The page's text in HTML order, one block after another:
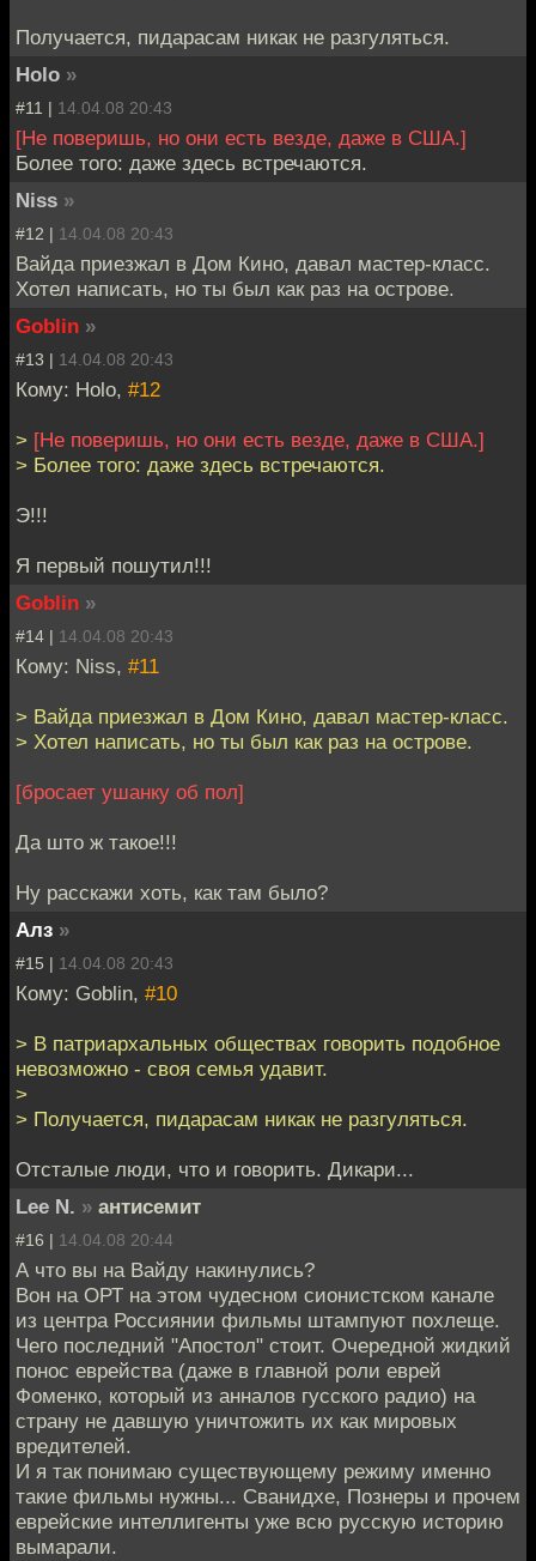
Получается, пидарасам никак не разгуляться.
Holo »
#11 | 14.04.08 20:43
[Не поверишь, но они есть везде, даже в США.]
Более того: даже здесь встречаются.
Niss »
#12 | 14.04.08 20:43
Вайда приезжал в Дом Кино, давал мастер-класс.
Хотел написать, но ты был как раз на острове.
Goblin »
#13 | 14.04.08 20:43
Кому: Holo, #12
> [Не поверишь, но они есть везде, даже в США.]
> Более того: даже здесь встречаются.
Э!!!
Я первый пошутил!!!
Goblin »
#14 | 14.04.08 20:43
Кому: Niss, #11
> Вайда приезжал в Дом Кино, давал мастер-класс.
> Хотел написать, но ты был как раз на острове.
[бросает ушанку об пол]
Да што ж такое!!!
Ну расскажи хоть, как там было?
Алз »
#15 | 14.04.08 20:43
Кому: Goblin, #10
> В патриархальных обществах говорить подобное
невозможно - своя семья удавит.
>
> Получается, пидарасам никак не разгуляться.
Отсталые люди, что и говорить. Дикари...
Lee N. » антисемит
#16 | 14.04.08 20:44
А что вы на Вайду накинулись?
Вон на ОРТ на этом чудесном сионистском канале
из центра Россиянии фильмы штампуют похлеще.
Чего последний "Апостол" стоит. Очередной жидкий
понос еврейства (даже в главной роли еврей
Фоменко, который из анналов гусского радио) на
страну не давшую уничтожить их как мировых
вредителей.
И я так понимаю существующему режиму именно
такие фильмы нужны... Сванидхе, Познеры и прочем
еврейские интеллигенты уже всю русскую историю
вымарали.